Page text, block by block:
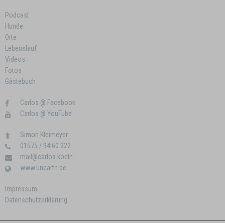
Podcast
Hunde
Orte
Lebenslauf
Videos
Fotos
Gästebuch
Carlos @ Facebook
Carlos @ YouTube
Simon Kleimeyer
01575 / 94 60 222
mail@carlos.koeln
www.unearth.de
Impressum
Datenschutzerklärung